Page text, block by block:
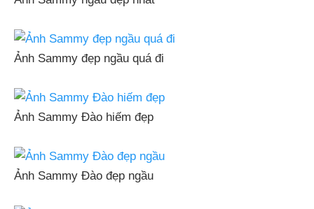
Ảnh Sammy đẹp ngầu quá đi
Ảnh Sammy Đào hiếm đẹp
Ảnh Sammy Đào đẹp ngầu